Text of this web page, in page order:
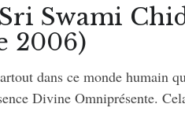
Swami
2006)
dans ce monde humain
Divine Omniprésente.